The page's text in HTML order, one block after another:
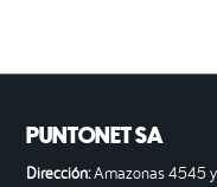
PUNTONET SA
Dirección:Amazonas 4545